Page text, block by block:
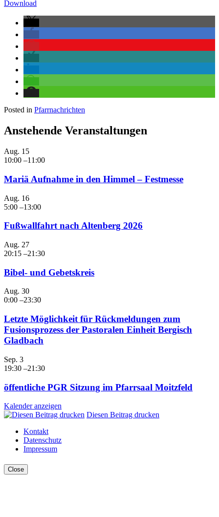
Download
Posted in Pfarrnachrichten
Anstehende Veranstaltungen
Aug. 15
10:00 –11:00
Mariä Aufnahme in den Himmel – Festmesse
Aug. 16
5:00 –13:00
Fußwallfahrt nach Altenberg 2026
Aug. 27
20:15 –21:30
Bibel- und Gebetskreis
Aug. 30
0:00 –23:30
Letzte Möglichkeit für Rückmeldungen zum
Fusionsprozess der Pastoralen Einheit Bergisch
Gladbach
Sep. 3
19:30 –21:30
öffentliche PGR Sitzung im Pfarrsaal Moitzfeld
Kalender anzeigen
Diesen Beitrag drucken
Kontakt
Datenschutz
Impressum
Close